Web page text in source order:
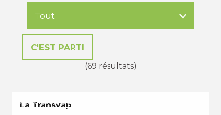
(69 résultats)
VACANCES D'ÉTÉ
La Transvap